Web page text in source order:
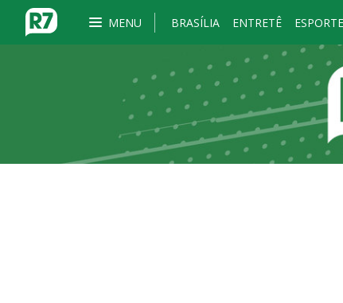
MENU BRASÍLIA ENTRETÊ